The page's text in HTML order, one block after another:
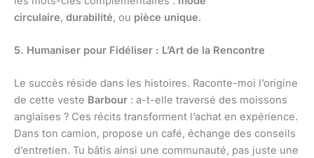
circulaire, durabilité, ou pièce unique.
5. Humaniser pour Fidéliser : L’Art de la Rencontre
Le succès réside dans les histoires. Raconte-moi l’origine
de cette veste Barbour : a-t-elle traversé des moissons
anglaises ? Ces récits transforment l’achat en expérience.
Dans ton camion, propose un café, échange des conseils
d’entretien. Tu bâtis ainsi une communauté, pas juste une